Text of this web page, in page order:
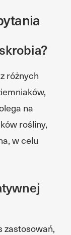
różnych
na
rośliny,
w celu
zastosowań,